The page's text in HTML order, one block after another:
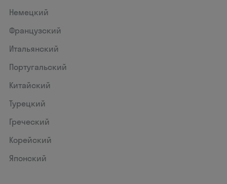
Немецкий
Французский
Итальянский
Португальский
Китайский
Турецкий
Греческий
Корейский
Японский